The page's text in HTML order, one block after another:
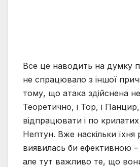
Все це наводить на думку
не спрацювало з іншої
тому, що атака здійснена
Теоретично, і Тор, і
відпрацювати і по
Нептун. Вже наскільки їхня
виявилась би ефективною –
але тут важливо те, що